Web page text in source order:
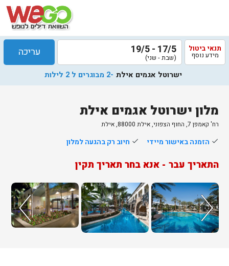
מלון ישרוטל אגמים אילת
רח' קאמפן 7, החוף הצפוני, אילת 88000, אילת
תנאי ביטול
מידע נוסף 17/5 - 19/5
(שבת - שני) עריכה
ישרוטל אגמים אילת -2 מבוגרים ל 2 לילות
done הזמנה באישור מיידי done חיוב רק בהגעה למלון
התאריך עבר - אנא בחר תאריך תקין